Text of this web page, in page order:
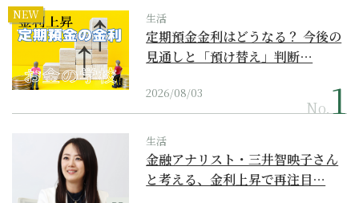
NEW 生活
定期預金金利はどうなる？ 今後の
見通しと「預け替え」判断…
2026/08/03
No.
生活
金融アナリスト・三井智映子さん
と考える、金利上昇で再注目…